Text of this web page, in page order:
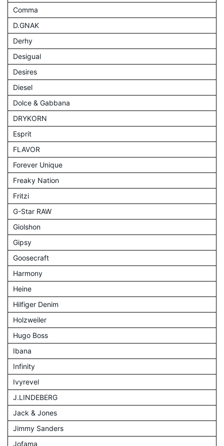
Comma
D.GNAK
Derhy
Desigual
Desires
Diesel
Dolce & Gabbana
DRYKORN
Esprit
FLAVOR
Forever Unique
Freaky Nation
Fritzi
G-Star RAW
Giolshon
Gipsy
Goosecraft
Harmony
Heine
Hilfiger Denim
Holzweiler
Hugo Boss
Ibana
Infinity
Ivyrevel
J.LINDEBERG
Jack & Jones
Jimmy Sanders
Jofama